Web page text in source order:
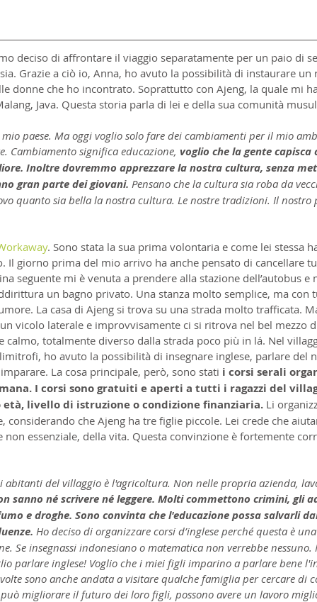
deciso di affrontare il viaggio separatamente per un paio di
Grazie a ciò io, Anna, ho avuto la possibilità di instaurare
donne che ho incontrato. Soprattutto con Ajeng, la quale mi
Java. Questa storia parla di lei e della sua comunità
paese. Ma oggi voglio solo fare dei cambiamenti per il mio
Cambiamento significa educazione, voglio che la gente
Inoltre dovremmo apprezzare la nostra cultura, senza
gran parte dei giovani. Pensano che la cultura sia roba da
quanto sia bella la nostra cultura. Le nostre tradizioni. Il
. Sono stata la sua prima volontaria e come lei stessa
Il giorno prima del mio arrivo ha anche pensato di cancellare
seguente mi è venuta a prendere alla stazione dell’autobus
un bagno privato. Una stanza molto semplice, ma con
La casa di Ajeng si trova su una strada molto trafficata.
vicolo laterale e improvvisamente ci si ritrova nel bel mezzo
calmo, totalmente diverso dalla strada poco più in lá. Nel
ho avuto la possibilità di insegnare inglese, parlare del
La cosa principale, però, sono stati i corsi serali
I corsi sono gratuiti e aperti a tutti i ragazzi del
livello di istruzione o condizione finanziaria. Li
considerando che Ajeng ha tre figlie piccole. Lei crede che
non essenziale, della vita. Questa convinzione è fortemente
abitanti del villaggio è l'agricoltura. Non nelle propria azienda,
sanno né scrivere né leggere. Molti commettono crimini, gli
e droghe. Sono convinta che l'educazione possa salvarli
Ho deciso di organizzare corsi d’inglese perché questa è
Se insegnassi indonesiano o matematica non verrebbe
parlare inglese! Voglio che i miei figli imparino a parlare bene
sono anche andata a visitare qualche famiglia per cercare di
migliorare il futuro dei loro figli, possono avere un lavoro